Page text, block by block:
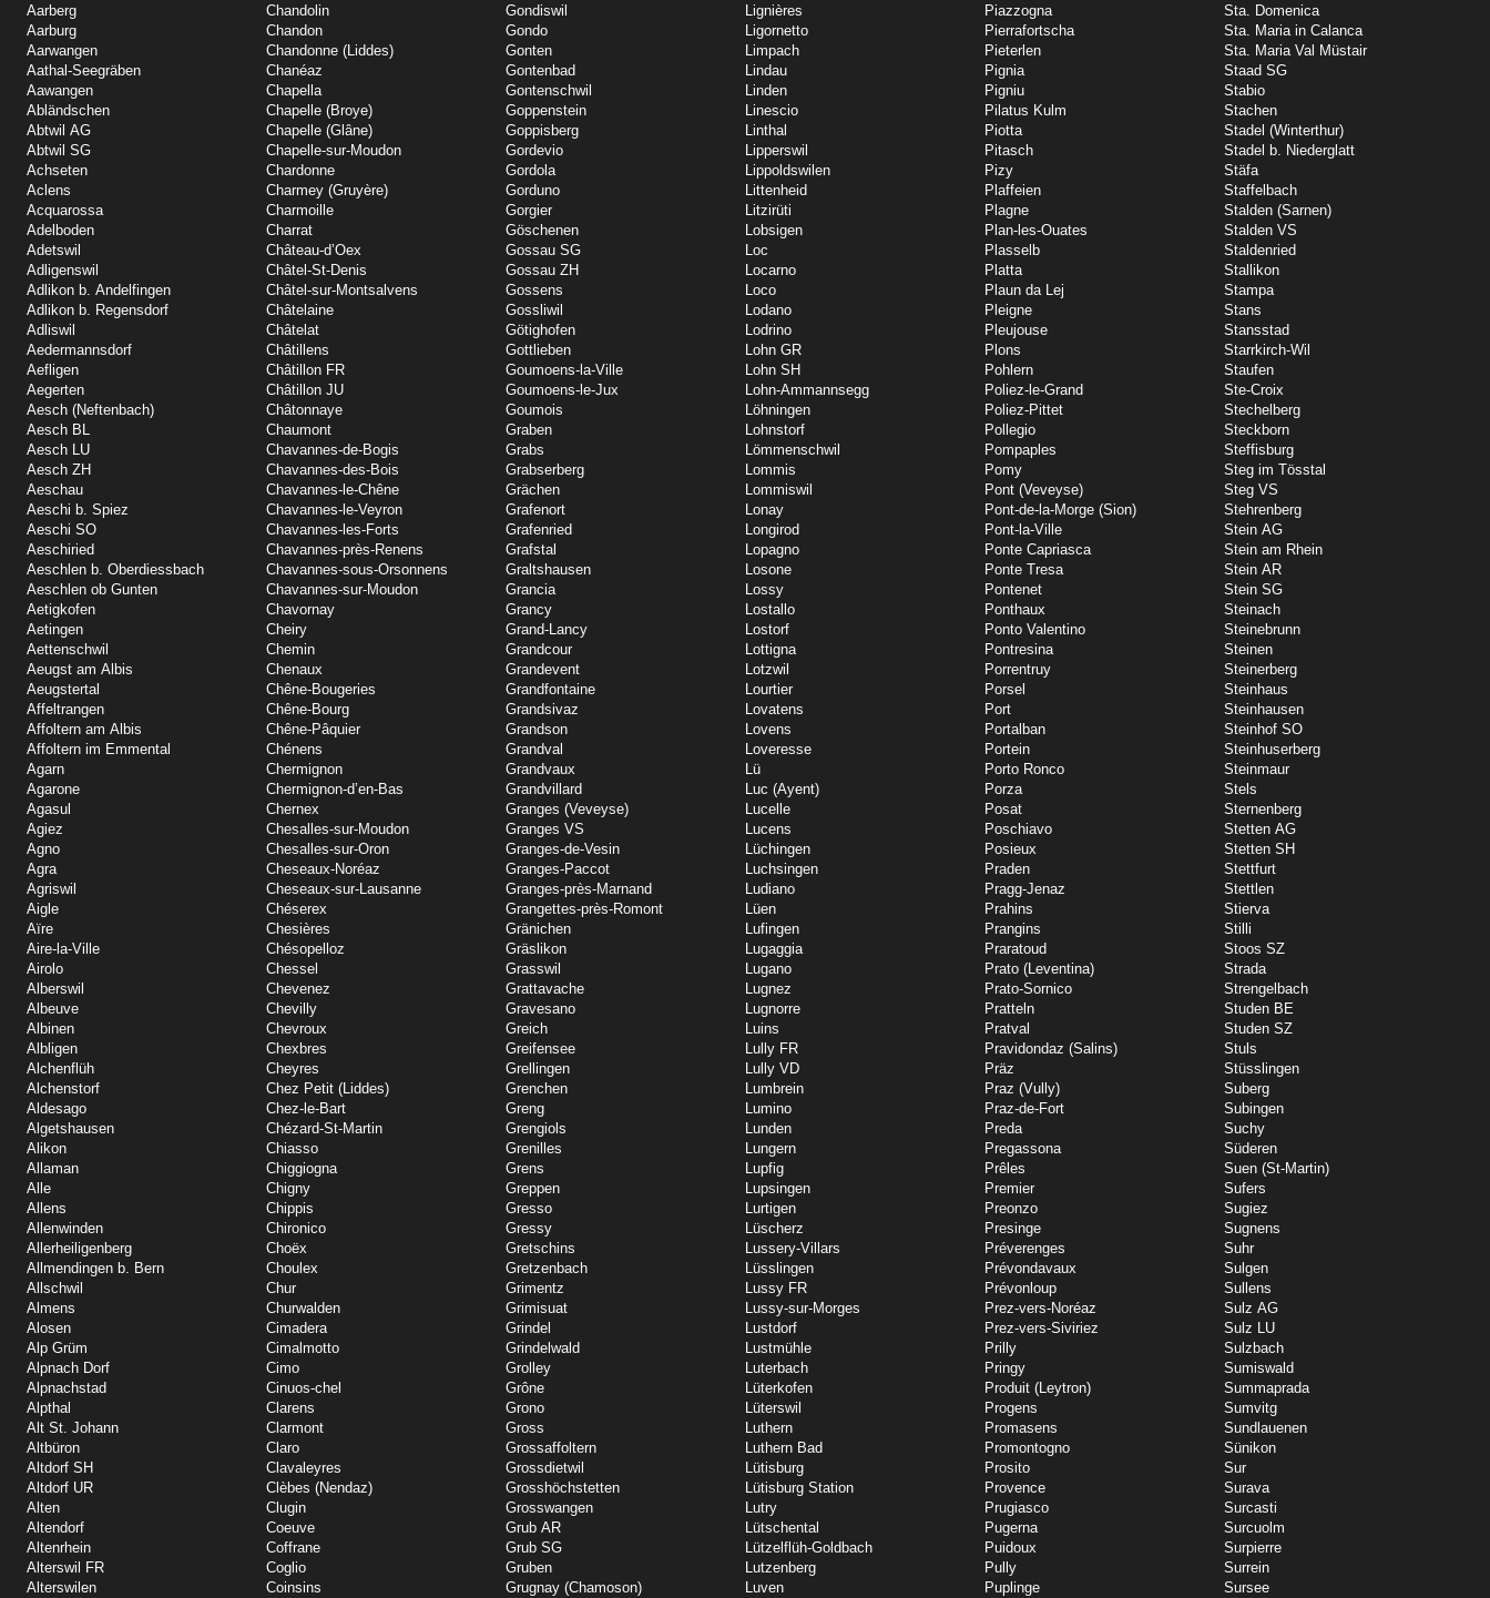
Aarberg
Aarburg
Aarwangen
Aathal-Seegräben
Aawangen
Abländschen
Abtwil AG
Abtwil SG
Achseten
Aclens
Acquarossa
Adelboden
Adetswil
Adligenswil
Adlikon b. Andelfingen
Adlikon b. Regensdorf
Adliswil
Aedermannsdorf
Aefligen
Aegerten
Aesch (Neftenbach)
Aesch BL
Aesch LU
Aesch ZH
Aeschau
Aeschi b. Spiez
Aeschi SO
Aeschiried
Aeschlen b. Oberdiessbach
Aeschlen ob Gunten
Aetigkofen
Aetingen
Aettenschwil
Aeugst am Albis
Aeugstertal
Affeltrangen
Affoltern am Albis
Affoltern im Emmental
Agarn
Agarone
Agasul
Agiez
Agno
Agra
Agriswil
Aigle
Aïre
Aire-la-Ville
Airolo
Alberswil
Albeuve
Albinen
Albligen
Alchenflüh
Alchenstorf
Aldesago
Algetshausen
Alikon
Allaman
Alle
Allens
Allenwinden
Allerheiligenberg
Allmendingen b. Bern
Allschwil
Almens
Alosen
Alp Grüm
Alpnach Dorf
Alpnachstad
Alpthal
Alt St. Johann
Altbüron
Altdorf SH
Altdorf UR
Alten
Altendorf
Altenrhein
Alterswil FR
Alterswilen
Chandolin
Chandon
Chandonne (Liddes)
Chanéaz
Chapella
Chapelle (Broye)
Chapelle (Glâne)
Chapelle-sur-Moudon
Chardonne
Charmey (Gruyère)
Charmoille
Charrat
Château-d’Oex
Châtel-St-Denis
Châtel-sur-Montsalvens
Châtelaine
Châtelat
Châtillens
Châtillon FR
Châtillon JU
Châtonnaye
Chaumont
Chavannes-de-Bogis
Chavannes-des-Bois
Chavannes-le-Chêne
Chavannes-le-Veyron
Chavannes-les-Forts
Chavannes-près-Renens
Chavannes-sous-Orsonnens
Chavannes-sur-Moudon
Chavornay
Cheiry
Chemin
Chenaux
Chêne-Bougeries
Chêne-Bourg
Chêne-Pâquier
Chénens
Chermignon
Chermignon-d’en-Bas
Chernex
Chesalles-sur-Moudon
Chesalles-sur-Oron
Cheseaux-Noréaz
Cheseaux-sur-Lausanne
Chéserex
Chesières
Chésopelloz
Chessel
Chevenez
Chevilly
Chevroux
Chexbres
Cheyres
Chez Petit (Liddes)
Chez-le-Bart
Chézard-St-Martin
Chiasso
Chiggiogna
Chigny
Chippis
Chironico
Choëx
Choulex
Chur
Churwalden
Cimadera
Cimalmotto
Cimo
Cinuos-chel
Clarens
Clarmont
Claro
Clavaleyres
Clèbes (Nendaz)
Clugin
Coeuve
Coffrane
Coglio
Coinsins
Gondiswil
Gondo
Gonten
Gontenbad
Gontenschwil
Goppenstein
Goppisberg
Gordevio
Gordola
Gorduno
Gorgier
Göschenen
Gossau SG
Gossau ZH
Gossens
Gossliwil
Götighofen
Gottlieben
Goumoens-la-Ville
Goumoens-le-Jux
Goumois
Graben
Grabs
Grabserberg
Grächen
Grafenort
Grafenried
Grafstal
Graltshausen
Grancia
Grancy
Grand-Lancy
Grandcour
Grandevent
Grandfontaine
Grandsivaz
Grandson
Grandval
Grandvaux
Grandvillard
Granges (Veveyse)
Granges VS
Granges-de-Vesin
Granges-Paccot
Granges-près-Marnand
Grangettes-près-Romont
Gränichen
Gräslikon
Grasswil
Grattavache
Gravesano
Greich
Greifensee
Grellingen
Grenchen
Greng
Grengiols
Grenilles
Grens
Greppen
Gresso
Gressy
Gretschins
Gretzenbach
Grimentz
Grimisuat
Grindel
Grindelwald
Grolley
Grône
Grono
Gross
Grossaffoltern
Grossdietwil
Grosshöchstetten
Grosswangen
Grub AR
Grub SG
Gruben
Grugnay (Chamoson)
Lignières
Ligornetto
Limpach
Lindau
Linden
Linescio
Linthal
Lipperswil
Lippoldswilen
Littenheid
Litzirüti
Lobsigen
Loc
Locarno
Loco
Lodano
Lodrino
Lohn GR
Lohn SH
Lohn-Ammannsegg
Löhningen
Lohnstorf
Lömmenschwil
Lommis
Lommiswil
Lonay
Longirod
Lopagno
Losone
Lossy
Lostallo
Lostorf
Lottigna
Lotzwil
Lourtier
Lovatens
Lovens
Loveresse
Lü
Luc (Ayent)
Lucelle
Lucens
Lüchingen
Luchsingen
Ludiano
Lüen
Lufingen
Lugaggia
Lugano
Lugnez
Lugnorre
Luins
Lully FR
Lully VD
Lumbrein
Lumino
Lunden
Lungern
Lupfig
Lupsingen
Lurtigen
Lüscherz
Lussery-Villars
Lüsslingen
Lussy FR
Lussy-sur-Morges
Lustdorf
Lustmühle
Luterbach
Lüterkofen
Lüterswil
Luthern
Luthern Bad
Lütisburg
Lütisburg Station
Lutry
Lütschental
Lützelflüh-Goldbach
Lutzenberg
Luven
Piazzogna
Pierrafortscha
Pieterlen
Pignia
Pigniu
Pilatus Kulm
Piotta
Pitasch
Pizy
Plaffeien
Plagne
Plan-les-Ouates
Plasselb
Platta
Plaun da Lej
Pleigne
Pleujouse
Plons
Pohlern
Poliez-le-Grand
Poliez-Pittet
Pollegio
Pompaples
Pomy
Pont (Veveyse)
Pont-de-la-Morge (Sion)
Pont-la-Ville
Ponte Capriasca
Ponte Tresa
Pontenet
Ponthaux
Ponto Valentino
Pontresina
Porrentruy
Porsel
Port
Portalban
Portein
Porto Ronco
Porza
Posat
Poschiavo
Posieux
Praden
Pragg-Jenaz
Prahins
Prangins
Praratoud
Prato (Leventina)
Prato-Sornico
Pratteln
Pratval
Pravidondaz (Salins)
Präz
Praz (Vully)
Praz-de-Fort
Preda
Pregassona
Prêles
Premier
Preonzo
Presinge
Préverenges
Prévondavaux
Prévonloup
Prez-vers-Noréaz
Prez-vers-Siviriez
Prilly
Pringy
Produit (Leytron)
Progens
Promasens
Promontogno
Prosito
Provence
Prugiasco
Pugerna
Puidoux
Pully
Puplinge
Sta. Domenica
Sta. Maria in Calanca
Sta. Maria Val Müstair
Staad SG
Stabio
Stachen
Stadel (Winterthur)
Stadel b. Niederglatt
Stäfa
Staffelbach
Stalden (Sarnen)
Stalden VS
Staldenried
Stallikon
Stampa
Stans
Stansstad
Starrkirch-Wil
Staufen
Ste-Croix
Stechelberg
Steckborn
Steffisburg
Steg im Tösstal
Steg VS
Stehrenberg
Stein AG
Stein am Rhein
Stein AR
Stein SG
Steinach
Steinebrunn
Steinen
Steinerberg
Steinhaus
Steinhausen
Steinhof SO
Steinhuserberg
Steinmaur
Stels
Sternenberg
Stetten AG
Stetten SH
Stettfurt
Stettlen
Stierva
Stilli
Stoos SZ
Strada
Strengelbach
Studen BE
Studen SZ
Stuls
Stüsslingen
Suberg
Subingen
Suchy
Süderen
Suen (St-Martin)
Sufers
Sugiez
Sugnens
Suhr
Sulgen
Sullens
Sulz AG
Sulz LU
Sulzbach
Sumiswald
Summaprada
Sumvitg
Sundlauenen
Sünikon
Sur
Surava
Surcasti
Surcuolm
Surpierre
Surrein
Sursee